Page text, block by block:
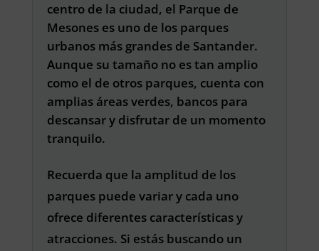
centro de la ciudad, el Parque de
Mesones es uno de los parques
urbanos más grandes de Santander.
Aunque su tamaño no es tan amplio
como el de otros parques, cuenta con
amplias áreas verdes, bancos para
descansar y disfrutar de un momento
tranquilo.
Recuerda que la amplitud de los
parques puede variar y cada uno
ofrece diferentes características y
atracciones. Si estás buscando un